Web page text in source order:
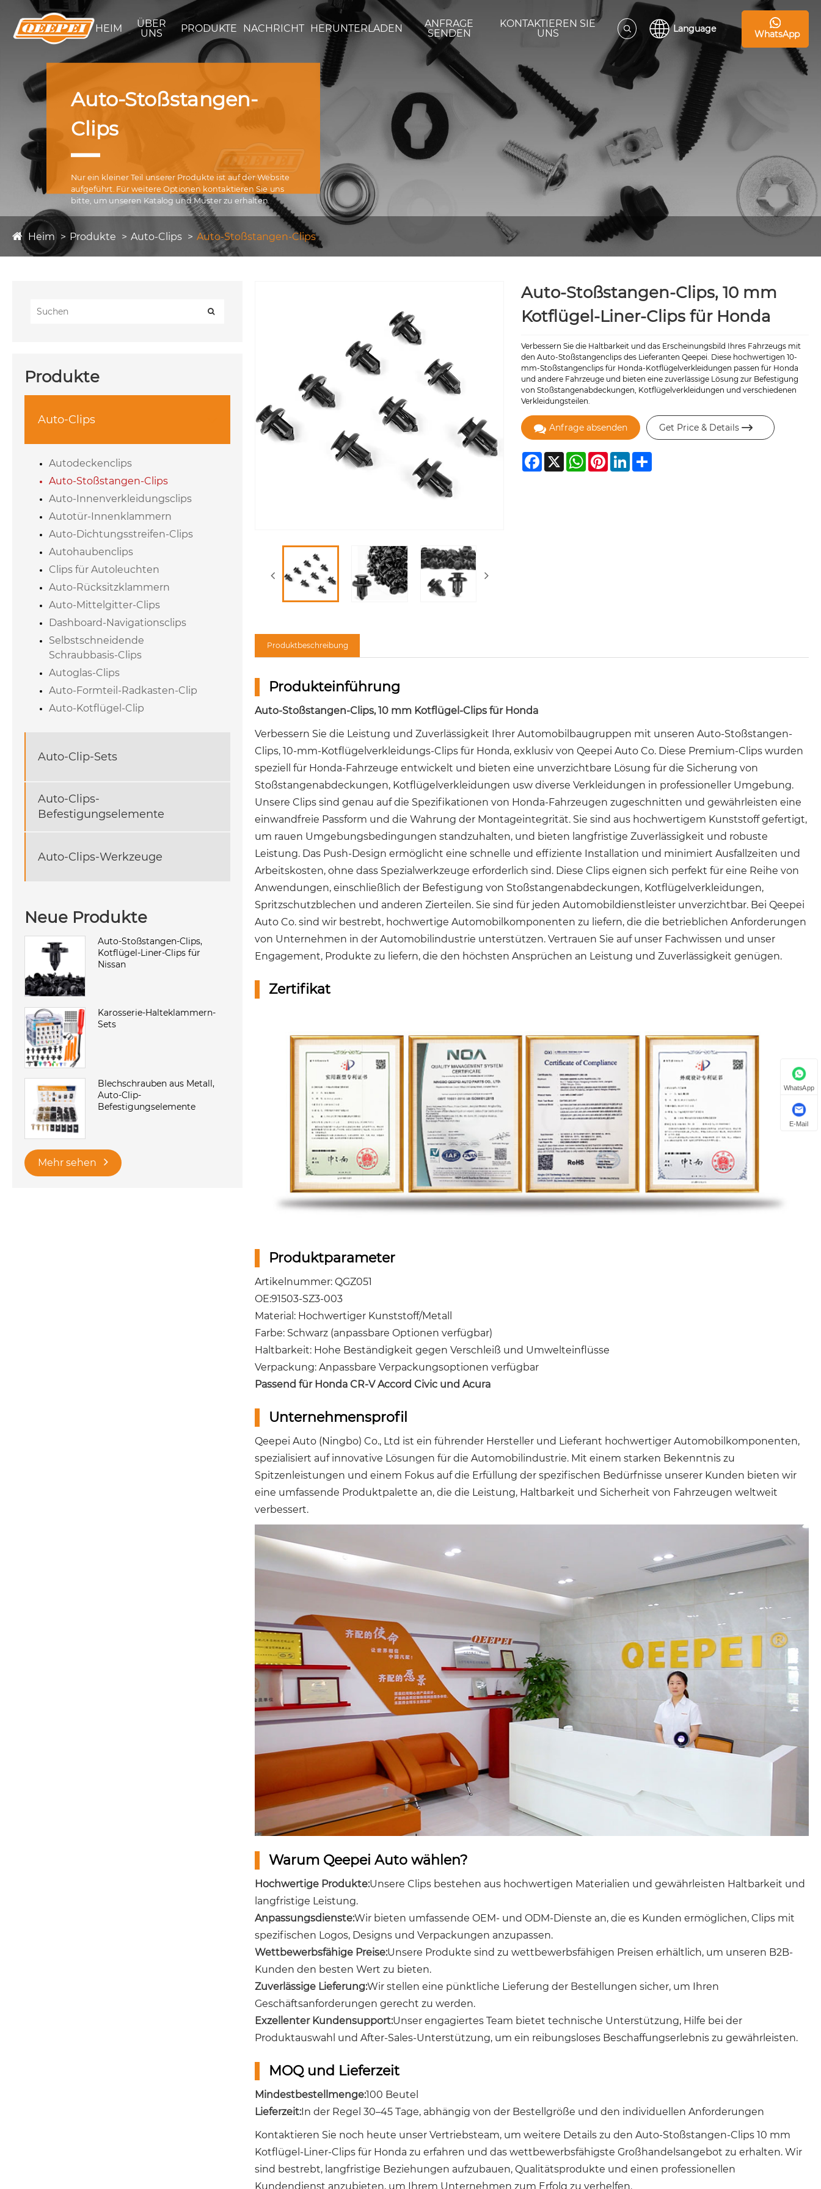
HEIM
ÜBER
UNS
PRODUKTE NACHRICHT HERUNTERLADEN
ANFRAGE
SENDEN
KONTAKTIEREN SIE
UNS
Language WhatsApp
Auto-Stoßstangen-
Clips
Nur ein kleiner Teil unserer Produkte ist auf der Website
aufgeführt. Für weitere Optionen kontaktieren Sie uns
bitte, um unseren Katalog und Muster zu erhalten.
Heim Produkte Auto-Clips Auto-Stoßstangen-Clips
Produkte
Auto-Clips
Autodeckenclips
Auto-Stoßstangen-Clips
Auto-Innenverkleidungsclips
Autotür-Innenklammern
Auto-Dichtungsstreifen-Clips
Autohaubenclips
Clips für Autoleuchten
Auto-Rücksitzklammern
Auto-Mittelgitter-Clips
Dashboard-Navigationsclips
Selbstschneidende
Schraubbasis-Clips
Autoglas-Clips
Auto-Formteil-Radkasten-Clip
Auto-Kotflügel-Clip
Auto-Clip-Sets
Auto-Clips-
Befestigungselemente
Auto-Clips-Werkzeuge
Neue Produkte
Auto-Stoßstangen-Clips,
Kotflügel-Liner-Clips für
Nissan
Karosserie-Halteklammern-
Sets
Blechschrauben aus Metall,
Auto-Clip-
Befestigungselemente
Mehr sehen
Auto-Stoßstangen-Clips, 10 mm
Kotflügel-Liner-Clips für Honda
Verbessern Sie die Haltbarkeit und das Erscheinungsbild Ihres Fahrzeugs mit
den Auto-Stoßstangenclips des Lieferanten Qeepei. Diese hochwertigen 10-
mm-Stoßstangenclips für Honda-Kotflügelverkleidungen passen für Honda
und andere Fahrzeuge und bieten eine zuverlässige Lösung zur Befestigung
von Stoßstangenabdeckungen, Kotflügelverkleidungen und verschiedenen
Verkleidungsteilen.
Anfrage absenden Get Price & Details 
Facebook
X WhatsAppPinterestLinkedInShare
Produktbeschreibung
Produkteinführung
Auto-Stoßstangen-Clips, 10 mm Kotflügel-Clips für Honda
Verbessern Sie die Leistung und Zuverlässigkeit Ihrer Automobilbaugruppen mit unseren Auto-Stoßstangen-
Clips, 10-mm-Kotflügelverkleidungs-Clips für Honda, exklusiv von Qeepei Auto Co. Diese Premium-Clips wurden
speziell für Honda-Fahrzeuge entwickelt und bieten eine unverzichtbare Lösung für die Sicherung von
Stoßstangenabdeckungen, Kotflügelverkleidungen usw diverse Verkleidungen in professioneller Umgebung.
Unsere Clips sind genau auf die Spezifikationen von Honda-Fahrzeugen zugeschnitten und gewährleisten eine
einwandfreie Passform und die Wahrung der Montageintegrität. Sie sind aus hochwertigem Kunststoff gefertigt,
um rauen Umgebungsbedingungen standzuhalten, und bieten langfristige Zuverlässigkeit und robuste
Leistung. Das Push-Design ermöglicht eine schnelle und effiziente Installation und minimiert Ausfallzeiten und
Arbeitskosten, ohne dass Spezialwerkzeuge erforderlich sind. Diese Clips eignen sich perfekt für eine Reihe von
Anwendungen, einschließlich der Befestigung von Stoßstangenabdeckungen, Kotflügelverkleidungen,
Spritzschutzblechen und anderen Zierteilen. Sie sind für jeden Automobildienstleister unverzichtbar. Bei Qeepei
Auto Co. sind wir bestrebt, hochwertige Automobilkomponenten zu liefern, die die betrieblichen Anforderungen
von Unternehmen in der Automobilindustrie unterstützen. Vertrauen Sie auf unser Fachwissen und unser
Engagement, Produkte zu liefern, die den höchsten Ansprüchen an Leistung und Zuverlässigkeit genügen.
Zertifikat
Produktparameter
Artikelnummer: QGZ051
OE:91503-SZ3-003
Material: Hochwertiger Kunststoff/Metall
Farbe: Schwarz (anpassbare Optionen verfügbar)
Haltbarkeit: Hohe Beständigkeit gegen Verschleiß und Umwelteinflüsse
Verpackung: Anpassbare Verpackungsoptionen verfügbar
Passend für Honda CR-V Accord Civic und Acura
Unternehmensprofil
Qeepei Auto (Ningbo) Co., Ltd ist ein führender Hersteller und Lieferant hochwertiger Automobilkomponenten,
spezialisiert auf innovative Lösungen für die Automobilindustrie. Mit einem starken Bekenntnis zu
Spitzenleistungen und einem Fokus auf die Erfüllung der spezifischen Bedürfnisse unserer Kunden bieten wir
eine umfassende Produktpalette an, die die Leistung, Haltbarkeit und Sicherheit von Fahrzeugen weltweit
verbessert.
Warum Qeepei Auto wählen?
Hochwertige Produkte:Unsere Clips bestehen aus hochwertigen Materialien und gewährleisten Haltbarkeit und
langfristige Leistung.
Anpassungsdienste:Wir bieten umfassende OEM- und ODM-Dienste an, die es Kunden ermöglichen, Clips mit
spezifischen Logos, Designs und Verpackungen anzupassen.
Wettbewerbsfähige Preise:Unsere Produkte sind zu wettbewerbsfähigen Preisen erhältlich, um unseren B2B-
Kunden den besten Wert zu bieten.
Zuverlässige Lieferung:Wir stellen eine pünktliche Lieferung der Bestellungen sicher, um Ihren
Geschäftsanforderungen gerecht zu werden.
Exzellenter Kundensupport:Unser engagiertes Team bietet technische Unterstützung, Hilfe bei der
Produktauswahl und After-Sales-Unterstützung, um ein reibungsloses Beschaffungserlebnis zu gewährleisten.
MOQ und Lieferzeit
Mindestbestellmenge:100 Beutel
Lieferzeit:In der Regel 30–45 Tage, abhängig von der Bestellgröße und den individuellen Anforderungen
Kontaktieren Sie noch heute unser Vertriebsteam, um weitere Details zu den Auto-Stoßstangen-Clips 10 mm
Kotflügel-Liner-Clips für Honda zu erfahren und das wettbewerbsfähigste Großhandelsangebot zu erhalten. Wir
sind bestrebt, langfristige Beziehungen aufzubauen, Qualitätsprodukte und einen professionellen
Kundendienst anzubieten, um Ihrem Unternehmen zum Erfolg zu verhelfen.
WhatsApp
E-Mail